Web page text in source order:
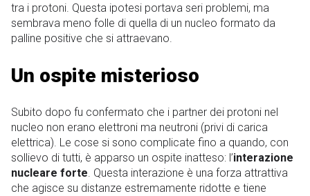
tra i protoni. Questa ipotesi portava seri problemi, ma
sembrava meno folle di quella di un nucleo formato da
palline positive che si attraevano.
Un ospite misterioso
Subito dopo fu confermato che i partner dei protoni nel
nucleo non erano elettroni ma neutroni (privi di carica
elettrica). Le cose si sono complicate fino a quando, con
sollievo di tutti, è apparso un ospite inatteso: l’interazione
nucleare forte. Questa interazione è una forza attrattiva
che agisce su distanze estremamente ridotte e tiene